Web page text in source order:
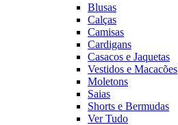
Blusas
Calças
Camisas
Cardigans
Casacos e Jaquetas
Vestidos e Macacões
Moletons
Saias
Shorts e Bermudas
Ver Tudo